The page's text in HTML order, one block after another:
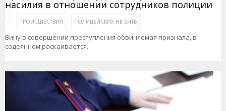
насилия в отношении сотрудников полиции
ПРОИСШЕСТВИЯ ПОЛИЦЕЙСКИХ НЕ БИТЬ
Вину в совершении преступления обвиняемая признала, в
содеянном раскаивается.